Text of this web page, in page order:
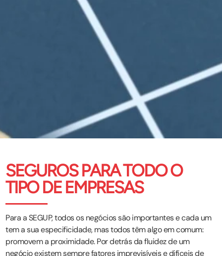
SEGUROS PARA TODO O
TIPO DE EMPRESAS
Para a SEGUP, todos os negócios são importantes e cada um
tem a sua especificidade, mas todos têm algo em comum:
promovem a proximidade. Por detrás da fluidez de um
negócio existem sempre fatores imprevisíveis e difíceis de